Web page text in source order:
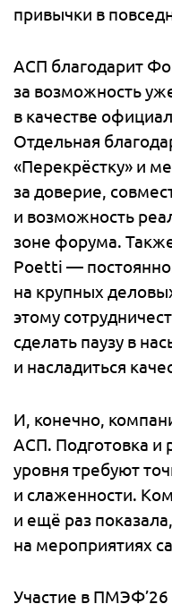
привычки в
АСП благодарит
за возможность
в качестве
Отдельная
«Перекрёстку» и
за доверие,
и возможность
зоне форума.
Poetti —
на крупных
этому
сделать паузу в
и насладиться
И, конечно,
АСП. Подготовка и
уровня требуют
и слаженности.
и ещё раз
на мероприятиях
Участие в ПМЭФ’26